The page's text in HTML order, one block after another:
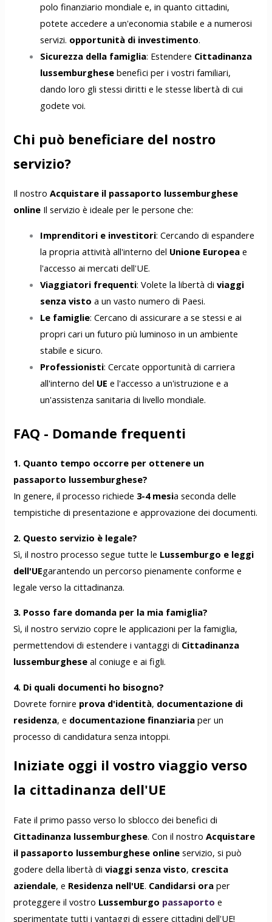
polo finanziario mondiale e, in quanto cittadini,
potete accedere a un'economia stabile e a numerosi
servizi. opportunità di investimento.
Sicurezza della famiglia: Estendere Cittadinanza
lussemburghese benefici per i vostri familiari,
dando loro gli stessi diritti e le stesse libertà di cui
godete voi.
Chi può beneficiare del nostro
servizio?
Il nostroAcquistare il passaporto lussemburghese
online Il servizio è ideale per le persone che:
Imprenditori e investitori: Cercando di espandere
la propria attività all'interno del Unione Europea e
l'accesso ai mercati dell'UE.
Viaggiatori frequenti: Volete la libertà diviaggi
senza visto a un vasto numero di Paesi.
Le famiglie: Cercano di assicurare a se stessi e ai
propri cari un futuro più luminoso in un ambiente
stabile e sicuro.
Professionisti: Cercate opportunità di carriera
all'interno del UE e l'accesso a un'istruzione e a
un'assistenza sanitaria di livello mondiale.
FAQ - Domande frequenti
1. Quanto tempo occorre per ottenere un
passaporto lussemburghese?
In genere, il processo richiede 3-4 mesia seconda delle
tempistiche di presentazione e approvazione dei documenti.
2. Questo servizio è legale?
Sì, il nostro processo segue tutte le Lussemburgo e leggi
dell'UEgarantendo un percorso pienamente conforme e
legale verso la cittadinanza.
3. Posso fare domanda per la mia famiglia?
Sì, il nostro servizio copre le applicazioni per la famiglia,
permettendovi di estendere i vantaggi di Cittadinanza
lussemburghese al coniuge e ai figli.
4. Di quali documenti ho bisogno?
Dovrete fornire prova d'identità, documentazione di
residenza, e documentazione finanziaria per un
processo di candidatura senza intoppi.
Iniziate oggi il vostro viaggio verso
la cittadinanza dell'UE
Fate il primo passo verso lo sblocco dei benefici di
Cittadinanza lussemburghese. Con il nostroAcquistare
il passaporto lussemburghese online servizio, si può
godere della libertà diviaggi senza visto, crescita
aziendale, e Residenza nell'UE. Candidarsi ora per
proteggere il vostro Lussemburgo passaporto e
sperimentate tutti i vantaggi di essere cittadini dell'UE!